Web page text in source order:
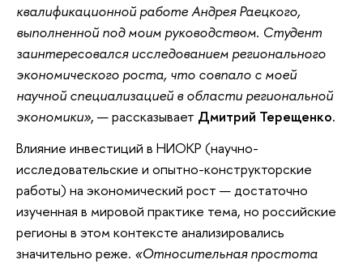
квалификационной работе Андрея Раецкого,
выполненной под моим руководством. Студент
заинтересовался исследованием регионального
экономического роста, что совпало с моей
научной специализацией в области региональной
экономики», — рассказывает Дмитрий Терещенко.
Влияние инвестиций в НИОКР (научно-
исследовательские и опытно-конструкторские
работы) на экономический рост — достаточно
изученная в мировой практике тема, но российские
регионы в этом контексте анализировались
значительно реже. «Относительная простота